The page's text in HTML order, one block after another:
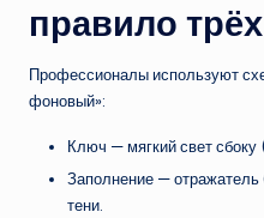
правило
Профессионалы используют
фоновый»:
Ключ — мягкий свет
Заполнение —
тени.